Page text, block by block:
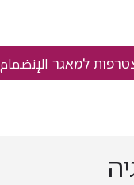
למאגר الإنضمام